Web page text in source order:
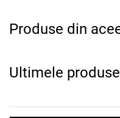
Produse din
Ultimele